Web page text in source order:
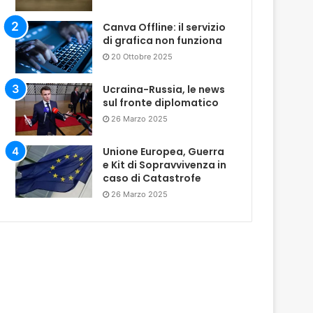
Canva Offline: il servizio
di grafica non funziona
20 Ottobre 2025
Ucraina-Russia, le news
sul fronte diplomatico
26 Marzo 2025
Unione Europea, Guerra
e Kit di Sopravvivenza in
caso di Catastrofe
26 Marzo 2025